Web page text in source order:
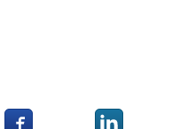
Bluesky
Deel dit item opDeel dit